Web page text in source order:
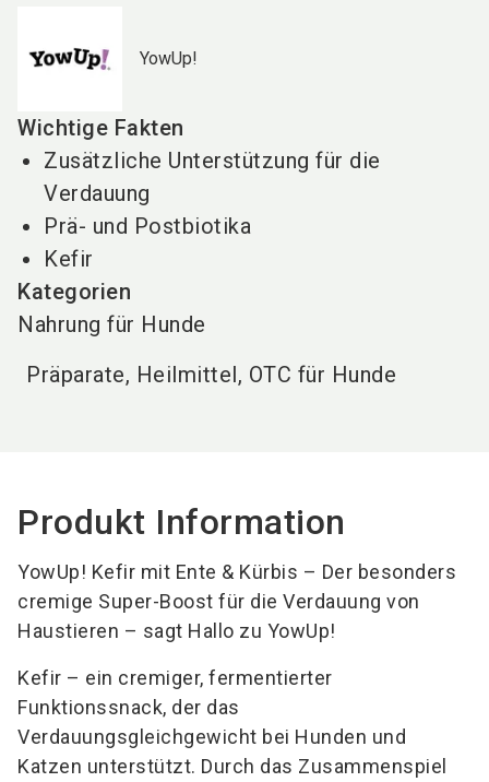
YowUp!
Wichtige Fakten
Zusätzliche Unterstützung für die
Verdauung
Prä- und Postbiotika
Kefir
Kategorien
Nahrung für Hunde
Präparate, Heilmittel, OTC für Hunde
Produkt Information
YowUp! Kefir mit Ente & Kürbis – Der besonders
cremige Super-Boost für die Verdauung von
Haustieren – sagt Hallo zu YowUp!
Kefir – ein cremiger, fermentierter
Funktionssnack, der das
Verdauungsgleichgewicht bei Hunden und
Katzen unterstützt. Durch das Zusammenspiel